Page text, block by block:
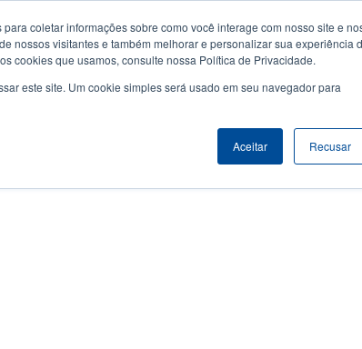
coletar informações sobre como você interage com nosso site e
nossos visitantes e também melhorar e personalizar sua experiência
cookies que usamos, consulte nossa Política de Privacidade.
este site. Um cookie simples será usado em seu navegador para
Aceitar Recusar
User
account
Notícias Empresa
User
Login /
e downloads Sócios Seletor